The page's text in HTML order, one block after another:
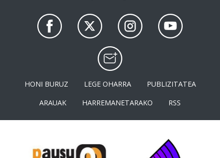
HONI BURUZ LEGE OHARRA
PUBLIZITATEA
ARAUAK
HARREMANETARAKO RSS